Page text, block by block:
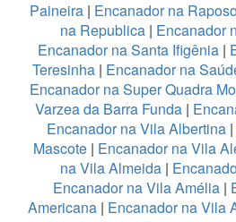
Paineira | Encanador na
na Republica| Encanador
Encanador na Santa Ifigênia |
Teresinha| Encanador na
Encanador na Super Quadra
Varzea da Barra Funda|
Encanador na Vila Albertina |
Mascote| Encanador na Vila
na Vila Almeida |
Encanador na Vila Amélia |
Americana | Encanador na Vila